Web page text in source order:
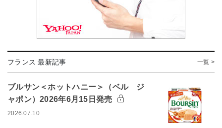
フランス 最新記事 一覧 >
ブルサン＜ホットハニー＞（ベル ジ
ャポン）2026年6月15日発売
2026.07.10